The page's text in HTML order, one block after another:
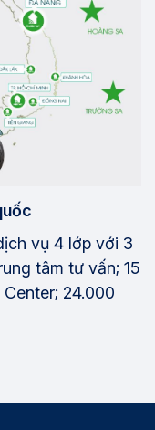
vụ 4 lớp với 3
tâm tư vấn; 15
24.000